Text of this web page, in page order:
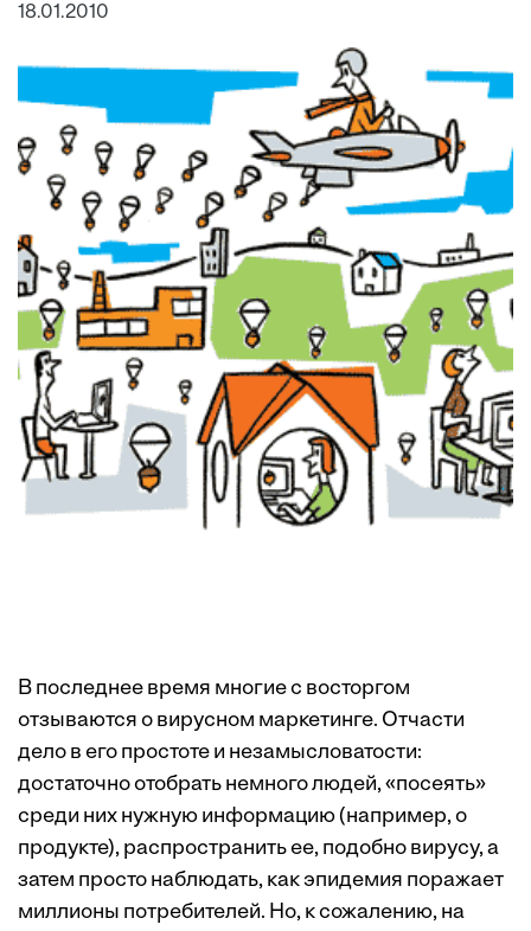
18.01.2010
В последнее время многие с восторгом
отзываются о вирусном маркетинге. Отчасти
дело в его простоте и незамысловатости:
достаточно отобрать немного людей, «посеять»
среди них нужную информацию (например, о
продукте), распространить ее, подобно вирусу, а
затем просто наблюдать, как эпидемия поражает
миллионы потребителей. Но, к сожалению, на